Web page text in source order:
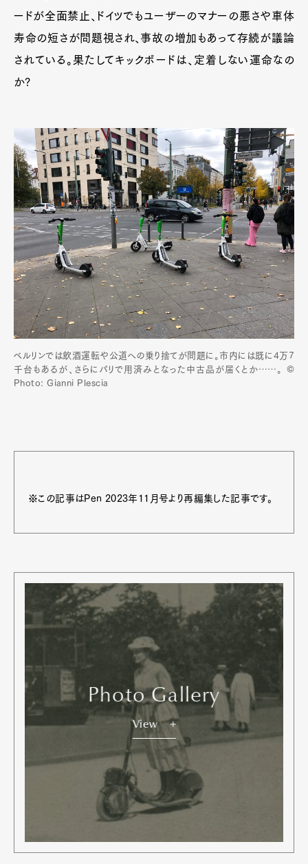
ードが全面禁止、ドイツでもユーザーのマナーの悪さや車体
寿命の短さが問題視され、事故の増加もあって存続が議論
されている。果たしてキックボードは、定着しない運命なの
か?
ベルリンでは飲酒運転や公道への乗り捨てが問題に。市内には既に4万7
千台もあるが、さらにパリで用済みとなった中古品が届くとか……。 ©
Photo: Gianni Plescia
※この記事はPen 2023年11月号より再編集した記事です。
Photo Gallery
View